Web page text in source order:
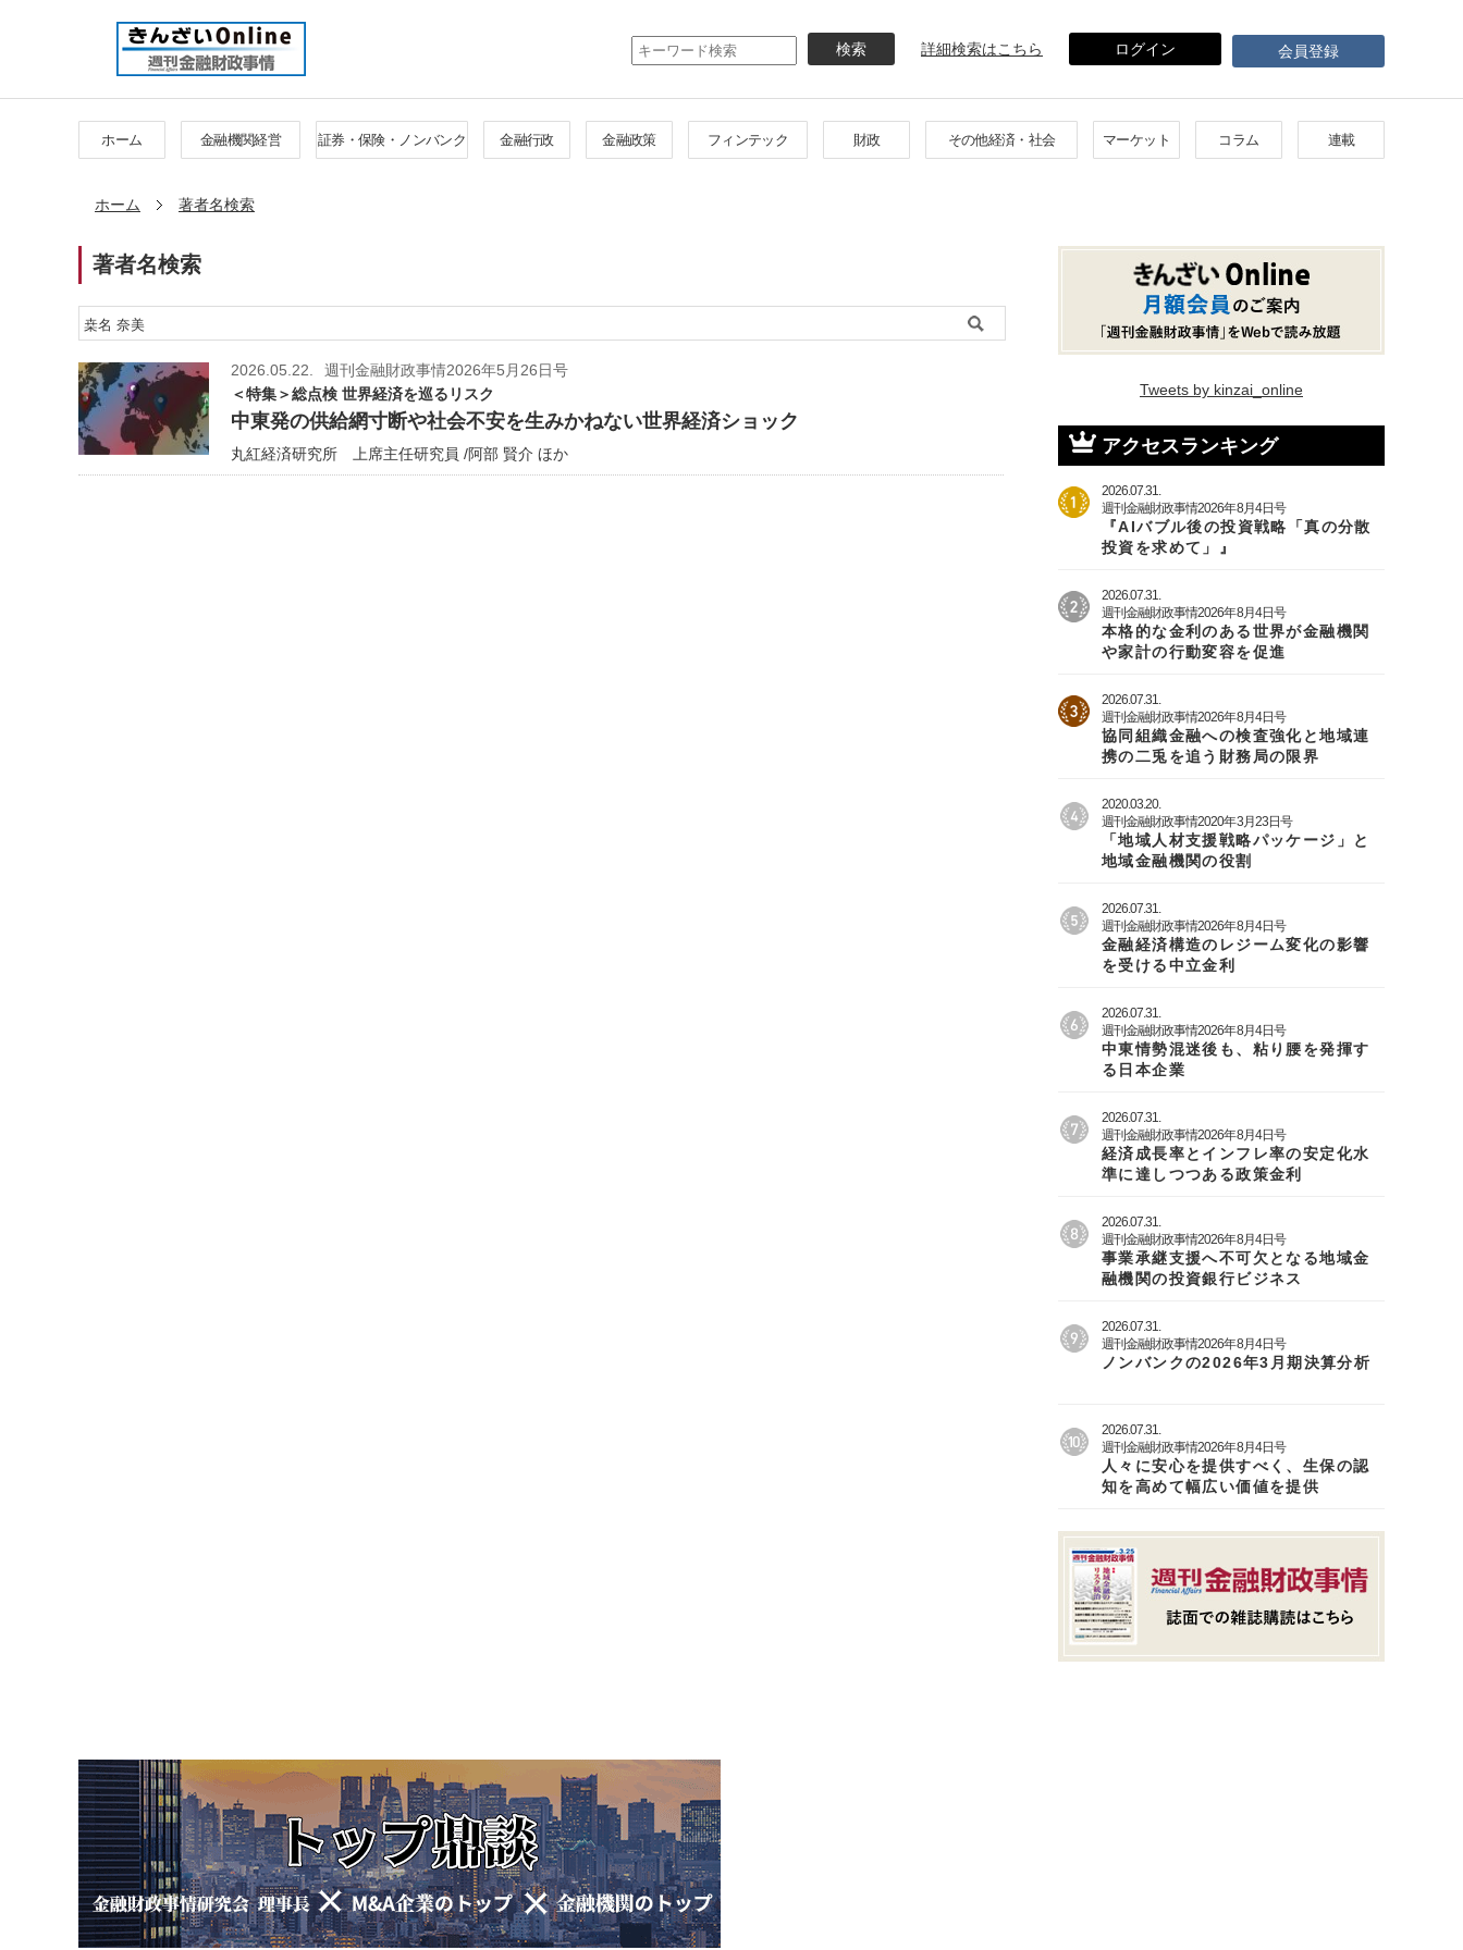
イ
ン
テ
ン
詳細検索はこちら ログイン 会員登録
ホーム 金融機関経営 証券・保険・ノンバンク 金融行政 金融政策 フィンテック 財政 その他経済・社会 マーケット コラム 連載
ホーム 著者名検索
著者名検索
2026.05.22.
週刊金融財政事情2026年5月26日号
＜特集＞総点検 世界経済を巡るリスク
中東発の供給網寸断や社会不安を生みかねない世界経済ショック
丸紅経済研究所 上席主任研究員 /阿部 賢介 ほか
Tweets by kinzai_online
アクセスランキング
2026.07.31.
週刊金融財政事情2026年8月4日号
『AIバブル後の投資戦略「真の分散
投資を求めて」』
2026.07.31.
週刊金融財政事情2026年8月4日号
本格的な金利のある世界が金融機関
や家計の行動変容を促進
2026.07.31.
週刊金融財政事情2026年8月4日号
協同組織金融への検査強化と地域連
携の二兎を追う財務局の限界
2020.03.20.
週刊金融財政事情2020年3月23日号
「地域人材支援戦略パッケージ」と
地域金融機関の役割
2026.07.31.
週刊金融財政事情2026年8月4日号
金融経済構造のレジーム変化の影響
を受ける中立金利
2026.07.31.
週刊金融財政事情2026年8月4日号
中東情勢混迷後も、粘り腰を発揮す
る日本企業
2026.07.31.
週刊金融財政事情2026年8月4日号
経済成長率とインフレ率の安定化水
準に達しつつある政策金利
2026.07.31.
週刊金融財政事情2026年8月4日号
事業承継支援へ不可欠となる地域金
融機関の投資銀行ビジネス
2026.07.31.
週刊金融財政事情2026年8月4日号
ノンバンクの2026年3月期決算分析
2026.07.31.
週刊金融財政事情2026年8月4日号
人々に安心を提供すべく、生保の認
知を高めて幅広い価値を提供